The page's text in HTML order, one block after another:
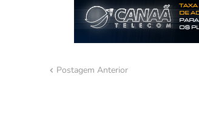
Postagem Anterior